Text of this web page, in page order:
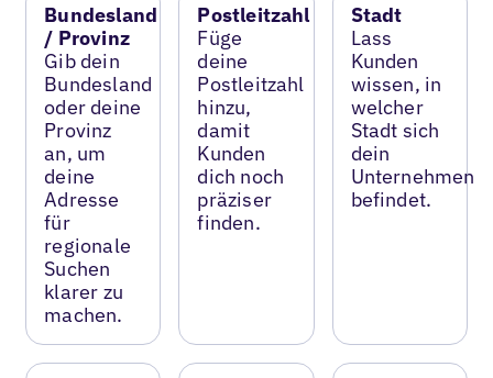
Bundesland
/ Provinz
Gib dein
Bundesland
oder deine
Provinz
an, um
deine
Adresse
für
regionale
Suchen
klarer zu
machen.
Postleitzahl
Füge
deine
Postleitzahl
hinzu,
damit
Kunden
dich noch
präziser
finden.
Stadt
Lass
Kunden
wissen, in
welcher
Stadt sich
dein
Unternehmen
befindet.